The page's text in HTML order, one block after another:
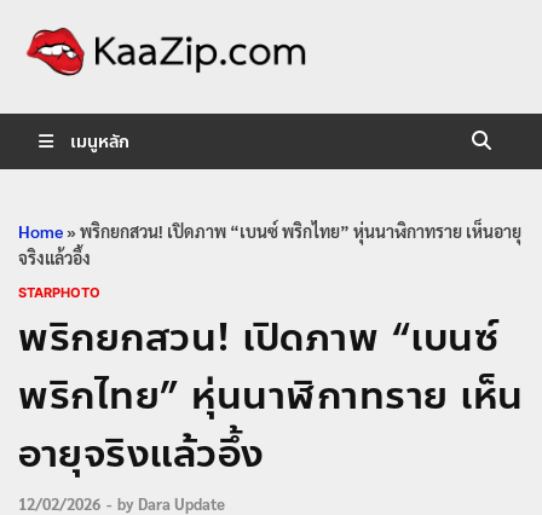
เมนูหลัก
Home»พริกยกสวน! เปิดภาพ “เบนซ์ พริกไทย” หุ่นนาฬิกาทราย เห็นอายุ
จริงแล้วอึ้ง
STARPHOTO
พริกยกสวน! เปิดภาพ “เบนซ์
พริกไทย” หุ่นนาฬิกาทราย เห็น
อายุจริงแล้วอึ้ง
12/02/2026 - by Dara Update